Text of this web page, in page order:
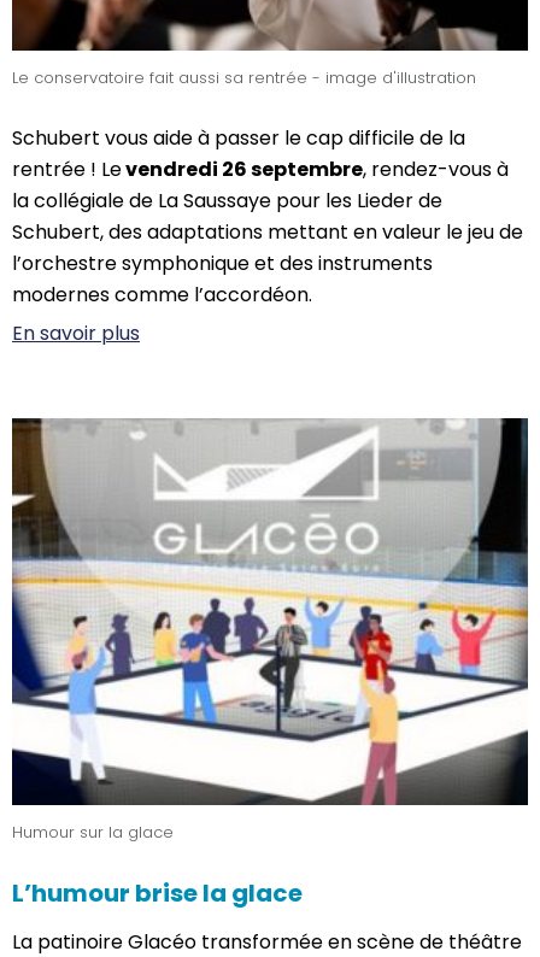
Le conservatoire fait aussi sa rentrée - image d'illustration
Schubert vous aide à passer le cap difficile de la
rentrée ! Levendredi 26 septembre, rendez-vous à
la collégiale de La Saussaye pour les Lieder de
Schubert, des adaptations mettant en valeur le jeu de
l’orchestre symphonique et des instruments
modernes comme l’accordéon.
En savoir plus
Humour sur la glace
L’humour brise la glace
La patinoire Glacéo transformée en scène de théâtre